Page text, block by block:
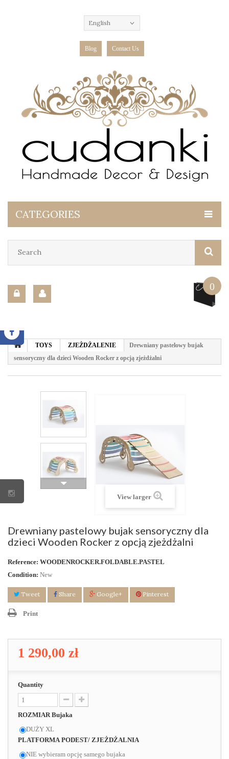
English
Blog Contact Us
CATEGORIES
0
TOYS ZJEŻDŻALENIE
Drewniany pastelowy bujak
sensoryczny dla dzieci Wooden Rocker z opcją zjeżdżalni
View larger
Drewniany pastelowy bujak sensoryczny dla
dzieci Wooden Rocker z opcją zjeżdżalni
Reference: WOODENROCKER.FOLDABLE.PASTEL
Condition: New
Tweet Share Google+ Pinterest
Print
1 290,00 zł
Quantity
ROZMIAR Bujaka
DUŻY XL
PLATFORMA PODEST/ ZJEŻDŻALNIA
NIE wybieram opcję samego bujaka